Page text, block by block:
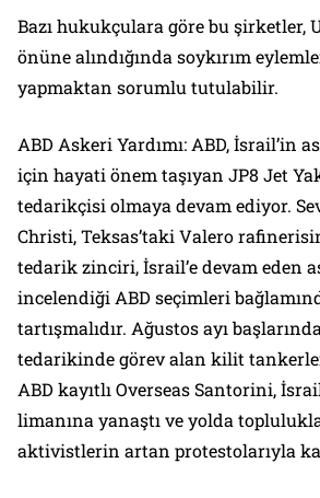
Bazı hukukçulara göre bu şirketler,
önüne alındığında soykırım
yapmaktan sorumlu tutulabilir.
ABD Askeri Yardımı: ABD, İsrail’in
için hayati önem taşıyan JP8 Jet
tedarikçisi olmaya devam ediyor.
Christi, Teksas’taki Valero
tedarik zinciri, İsrail’e devam eden
incelendiği ABD seçimleri
tartışmalıdır. Ağustos ayı
tedarikinde görev alan kilit
ABD kayıtlı Overseas Santorini,
limanına yanaştı ve yolda
aktivistlerin artan protestolarıyla